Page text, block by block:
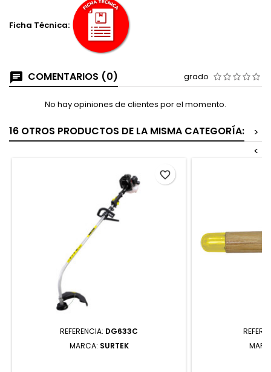
Ficha Técnica:
COMENTARIOS (0) grado
No hay opiniones de clientes por el momento.
16 OTROS PRODUCTOS DE LA MISMA CATEGORÍA:
>
<
REFERENCIA: DG633C
MARCA: SURTEK
favorite_border